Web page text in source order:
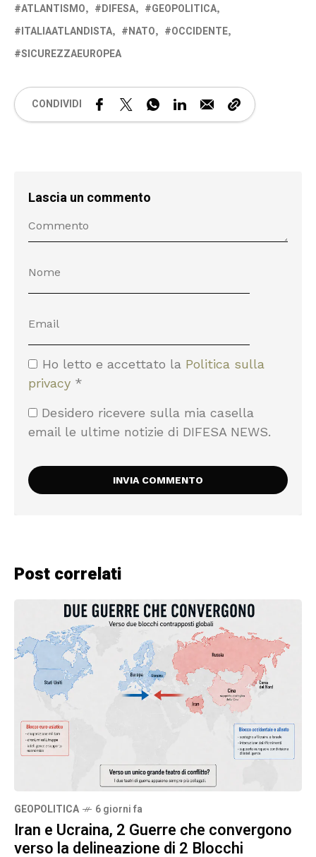
ATLANTISMO DIFESA
GEOPOLITICA
ITALIAATLANDISTA
NATO
OCCIDENTE
SICUREZZAEUROPEA
CONDIVIDI
Lascia un commento
Ho letto e accettato la Politica sulla
privacy *
Desidero ricevere sulla mia casella
email le ultime notizie di DIFESA NEWS.
Post correlati
GEOPOLITICA 6 giorni fa
Iran e Ucraina, 2 Guerre che convergono
verso la delineazione di 2 Blocchi